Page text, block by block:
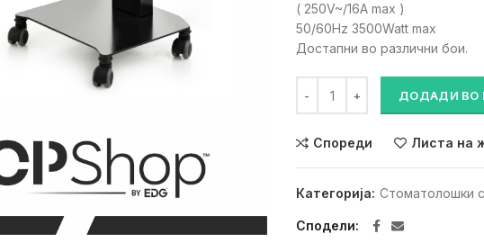
( 250V~/16A max )
50/60Hz 3500Watt max
Достапни во различни бои.
ДОДАДИ ВО
Спореди Листа на
Категорија: Стоматолошки
Сподели